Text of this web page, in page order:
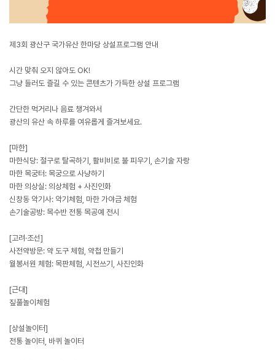
제3회 광산구 국가유산 한마당 상설프로그램 안내
시간 맞춰 오지 않아도 OK!
그냥 들러도 즐길 수 있는 콘텐츠가 가득한 상설 프로그램
간단한 먹거리나 음료 챙겨와서
광산의 유산 속 하루를 여유롭게 즐겨보세요.
[마한]
마한식당: 절구로 탈곡하기, 활비비로 불 피우기, 손기술 자랑
마한 목궁터: 목궁으로 사냥하기
마한 의상실: 의상체험 + 사진인화
신창동 악기사: 악기체험, 마한 가야금 체험
손기술공방: 목수반 전통 목공예 전시
[고려·조선]
사전약방문: 약 도구 체험, 약첩 만들기
월봉서원 체험: 목판체험, 시전쓰기, 사진인화
[근대]
짚풀놀이체험
[상설놀이터]
전통 놀이터, 바퀴 놀이터